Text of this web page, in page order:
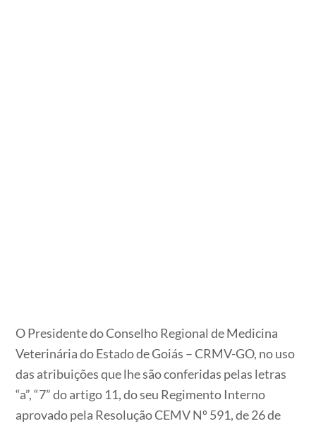
O Presidente do Conselho Regional de Medicina
Veterinária do Estado de Goiás – CRMV-GO, no uso
das atribuições que lhe são conferidas pelas letras
“a”, “7” do artigo 11, do seu Regimento Interno
aprovado pela Resolução CEMV Nº 591, de 26 de